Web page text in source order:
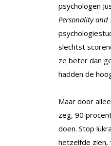
psychologen
Personality and
slechtst
ze beter dan
hadden de
Maar door
zeg, 90
doen. Stop
hetzelfde zien,